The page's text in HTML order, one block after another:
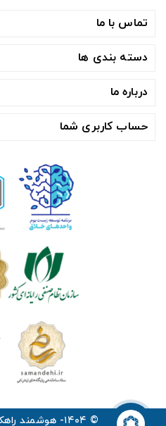
تماس با ما
دسته بندی ها
درباره ما
حساب کاربری شما
© ۱۴۰۴- هوشمند راهکار سلامت آسیا ™